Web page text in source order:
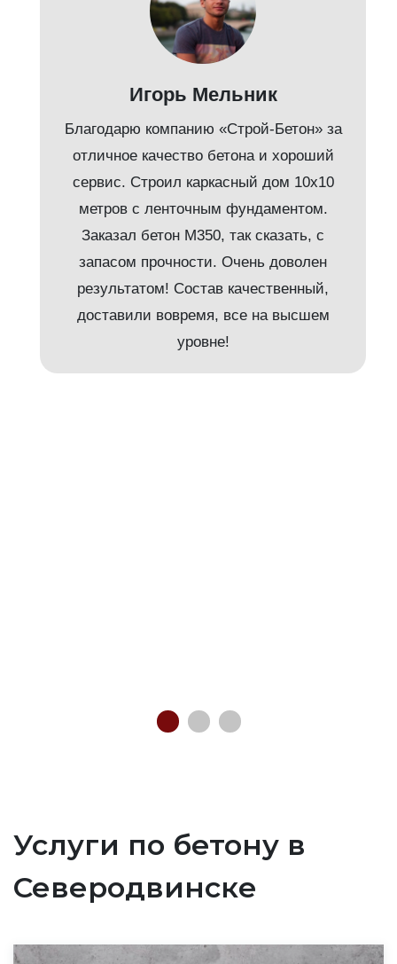
Игорь Мельник
Благодарю компанию «Строй-Бетон» за
отличное качество бетона и хороший
сервис. Строил каркасный дом 10х10
метров с ленточным фундаментом.
Заказал бетон М350, так сказать, с
запасом прочности. Очень доволен
результатом! Состав качественный,
доставили вовремя, все на высшем
уровне!
Услуги по бетону в
Северодвинске